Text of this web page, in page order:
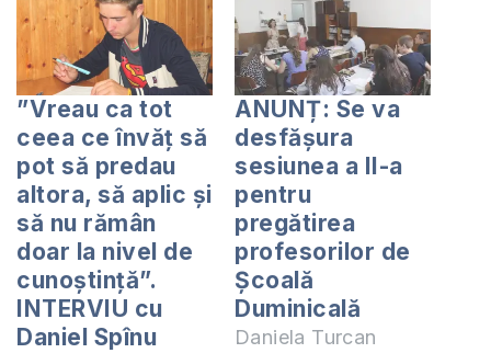
”Vreau ca tot
ceea ce învăț să
pot să predau
altora, să aplic și
să nu rămân
doar la nivel de
cunoștință”.
INTERVIU cu
Daniel Spînu
ANUNȚ: Se va
desfășura
sesiunea a II-a
pentru
pregătirea
profesorilor de
Școală
Duminicală
Daniela Turcan